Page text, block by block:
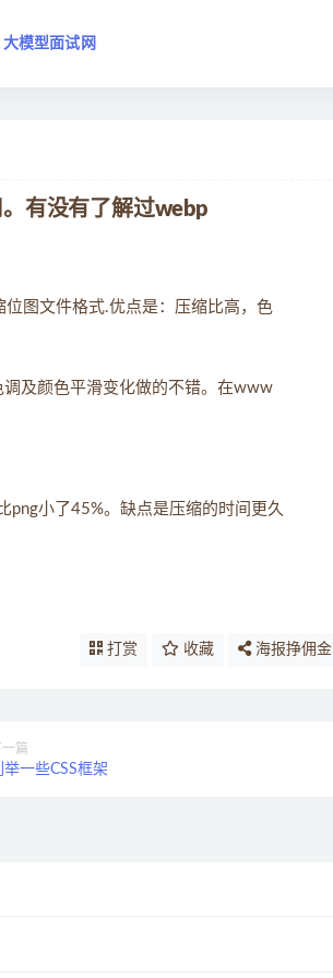
大模型面试网
有没有了解过webp
图文件格式.优点是：压缩比高，色
及颜色平滑变化做的不错。在www
小了45%。缺点是压缩的时间更久
打赏 收藏 海报挣佣金
一篇
举一些CSS框架